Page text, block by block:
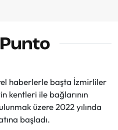
haberlerle başta İzmirliler
kentleri ile bağlarının
üzere 2022 yılında
başladı.